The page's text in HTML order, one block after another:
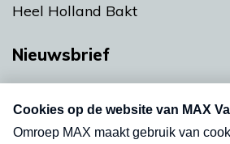
Heel Holland Bakt
Nieuwsbrief
nieuwsbrief. Elke vrijdag- en
uw mailbox.